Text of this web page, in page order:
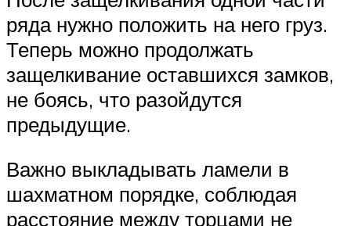
ряда нужно положить на него груз.
Теперь можно продолжать
защелкивание оставшихся замков,
не боясь, что разойдутся
предыдущие.
Важно выкладывать ламели в
шахматном порядке, соблюдая
расстояние между торцами не